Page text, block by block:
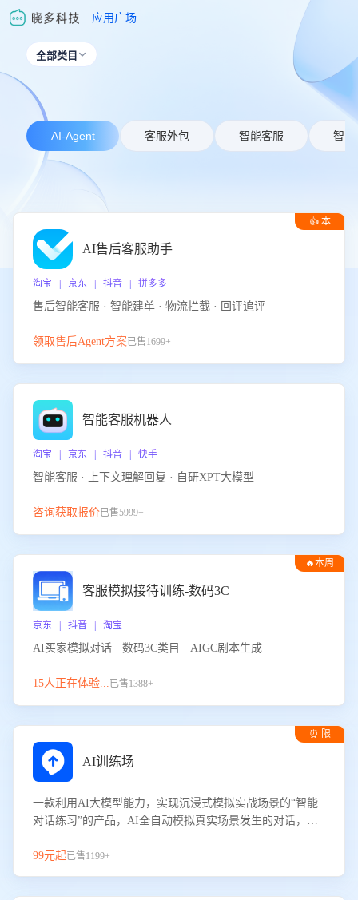
应用广场
全部类目 
AI-Agent 客服外包 智能客服 智能
👍 本
AI售后客服助手
淘宝 | 京东 | 抖音 | 拼多多
售后智能客服 · 智能建单 · 物流拦截 · 回评追评
领取售后Agent方案已售1699+
智能客服机器人
淘宝 | 京东 | 抖音 | 快手
智能客服 · 上下文理解回复 · 自研XPT大模型
咨询获取报价已售5999+
🔥本周
客服模拟接待训练-数码3C
京东 | 抖音 | 淘宝
AI买家模拟对话 · 数码3C类目 · AIGC剧本生成
15人正在体验...已售1388+
⏰ 限
AI训练场
一款利用AI大模型能力，实现沉浸式模拟实战场景的“智能
对话练习”的产品，AI全自动模拟真实场景发生的对话，企
服能力。
99元起已售1199+